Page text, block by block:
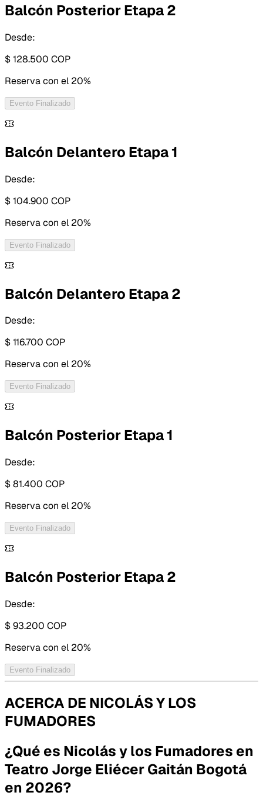
Balcón Posterior Etapa 2
Desde:
$ 128.500 COP
Reserva con el 20%
Evento Finalizado
Balcón Delantero Etapa 1
Desde:
$ 104.900 COP
Reserva con el 20%
Evento Finalizado
Balcón Delantero Etapa 2
Desde:
$ 116.700 COP
Reserva con el 20%
Evento Finalizado
Balcón Posterior Etapa 1
Desde:
$ 81.400 COP
Reserva con el 20%
Evento Finalizado
Balcón Posterior Etapa 2
Desde:
$ 93.200 COP
Reserva con el 20%
Evento Finalizado
ACERCA DE NICOLÁS Y LOS
FUMADORES
¿Qué es Nicolás y los Fumadores en
Teatro Jorge Eliécer Gaitán Bogotá
en 2026?